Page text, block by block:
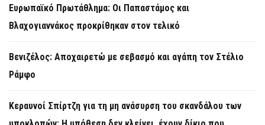
Ευρωπαϊκό Πρωτάθλημα: Οι Παπαστάμος και
Βλαχογιαννάκος προκρίθηκαν στον τελικό
Βενιζέλος: Αποχαιρετώ με σεβασμό και αγάπη τον Στέλιο
Ράμφο
Κεραυνοί Σπίρτζη για τη μη ανάσυρση του σκανδάλου των